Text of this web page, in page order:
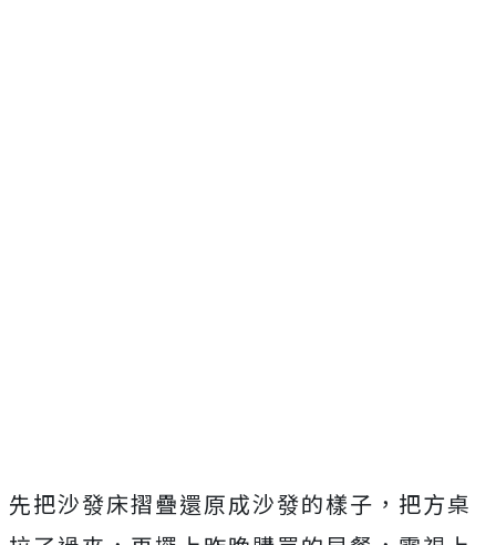
先把沙發床摺疊還原成沙發的樣子，把方桌